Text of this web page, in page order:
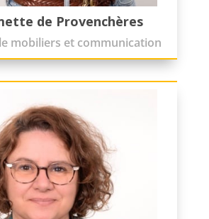
de Provenchères
mobiliers et communication